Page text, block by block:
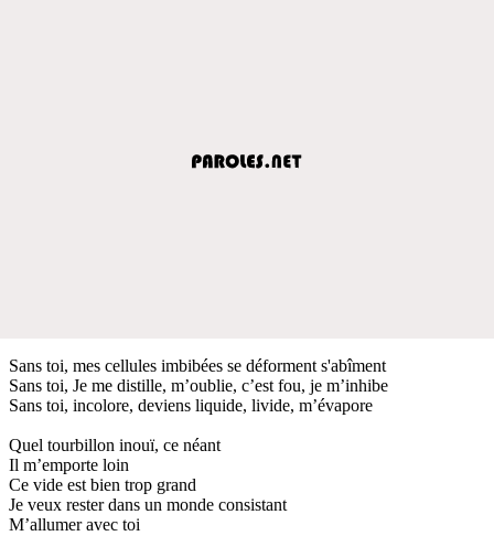
Sans toi, mes cellules imbibées se déforment s'abîment
Sans toi, Je me distille, m’oublie, c’est fou, je m’inhibe
Sans toi, incolore, deviens liquide, livide, m’évapore
Quel tourbillon inouï, ce néant
Il m’emporte loin
Ce vide est bien trop grand
Je veux rester dans un monde consistant
M’allumer avec toi